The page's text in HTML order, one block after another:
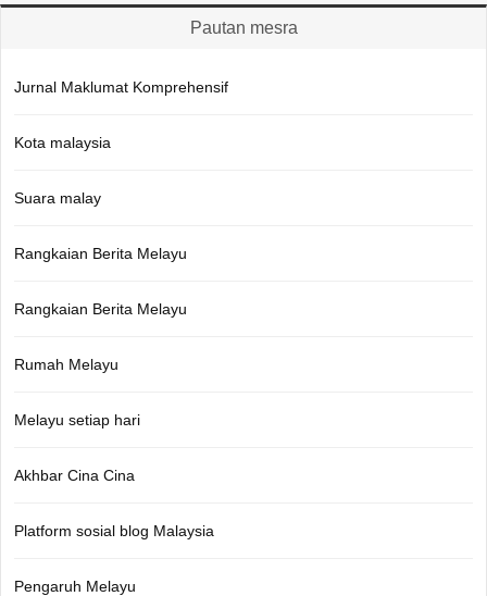
Pautan mesra
Jurnal Maklumat Komprehensif
Kota malaysia
Suara malay
Rangkaian Berita Melayu
Rangkaian Berita Melayu
Rumah Melayu
Melayu setiap hari
Akhbar Cina Cina
Platform sosial blog Malaysia
Pengaruh Melayu